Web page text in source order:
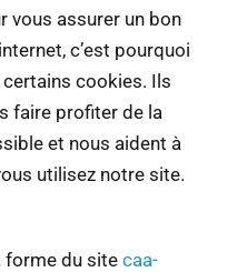
vous assurer un bon
c’est pourquoi
cookies. Ils
faire profiter de la
et nous aident à
utilisez notre site.
forme du site caa-